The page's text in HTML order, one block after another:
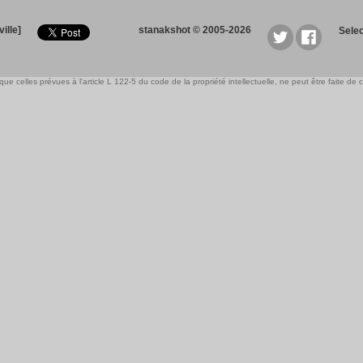
stanakshot © 2005-2026
celles prévues à l'article L 122-5 du code de la propriété intellectuelle, ne peut être faite de